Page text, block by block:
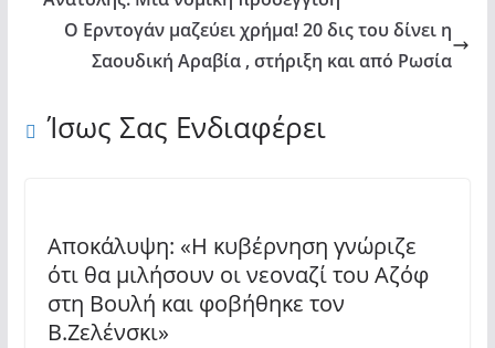
Ο Ερντογάν μαζεύει χρήμα! 20 δις του δίνει η
Σαουδική Αραβία , στήριξη και από Ρωσία
Ίσως Σας Ενδιαφέρει
Αποκάλυψη: «Η κυβέρνηση γνώριζε
ότι θα μιλήσουν οι νεοναζί του Αζόφ
στη Βουλή και φοβήθηκε τον
Β.Ζελένσκι»